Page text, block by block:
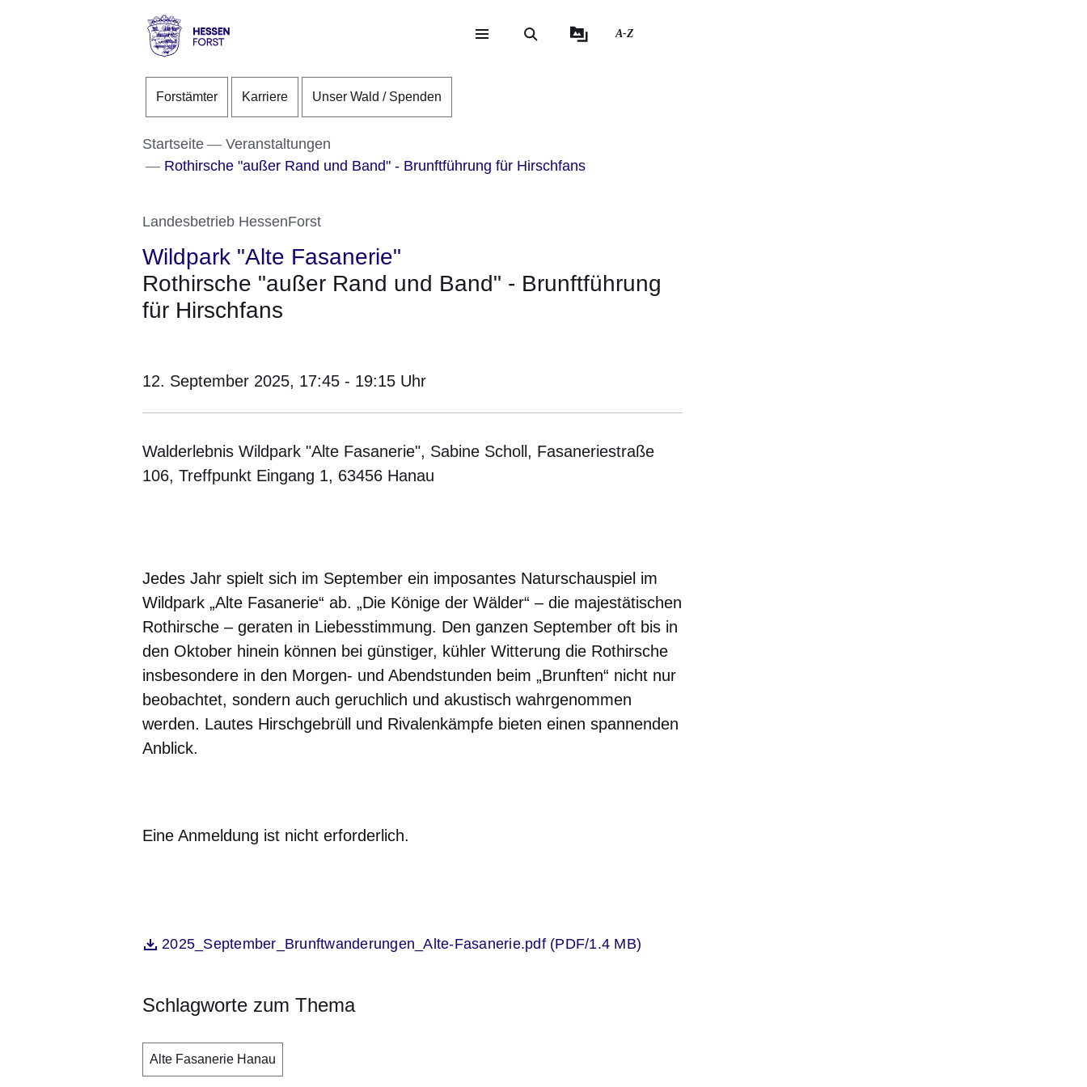
Direkt zum Kopf der Seite
Direkt zum Inhalt
Direkt zum Fuß der Seite
Forst
A-Z
Forstämter Karriere Unser Wald / Spenden
Startseite
Veranstaltungen
Rothirsche "außer Rand und Band" - Brunftführung für Hirschfans
Landesbetrieb HessenForst
Wildpark "Alte Fasanerie"
Rothirsche "außer Rand und Band" - Brunftführung
für Hirschfans
12. September 2025, 17:45 - 19:15 Uhr
Walderlebnis Wildpark "Alte Fasanerie", Sabine Scholl, Fasaneriestraße
106, Treffpunkt Eingang 1, 63456 Hanau
Jedes Jahr spielt sich im September ein imposantes Naturschauspiel im
Wildpark „Alte Fasanerie“ ab. „Die Könige der Wälder“ – die majestätischen
Rothirsche – geraten in Liebesstimmung. Den ganzen September oft bis in
den Oktober hinein können bei günstiger, kühler Witterung die Rothirsche
insbesondere in den Morgen- und Abendstunden beim „Brunften“ nicht nur
beobachtet, sondern auch geruchlich und akustisch wahrgenommen
werden. Lautes Hirschgebrüll und Rivalenkämpfe bieten einen spannenden
Anblick.
Eine Anmeldung ist nicht erforderlich.
Datei2025_September_Brunftwanderungen_Alte-Fasanerie.pdf (PDF/1.4 MB)
Öffnet sich in einem neuen Fenster
Schlagworte zum Thema
Alte Fasanerie Hanau